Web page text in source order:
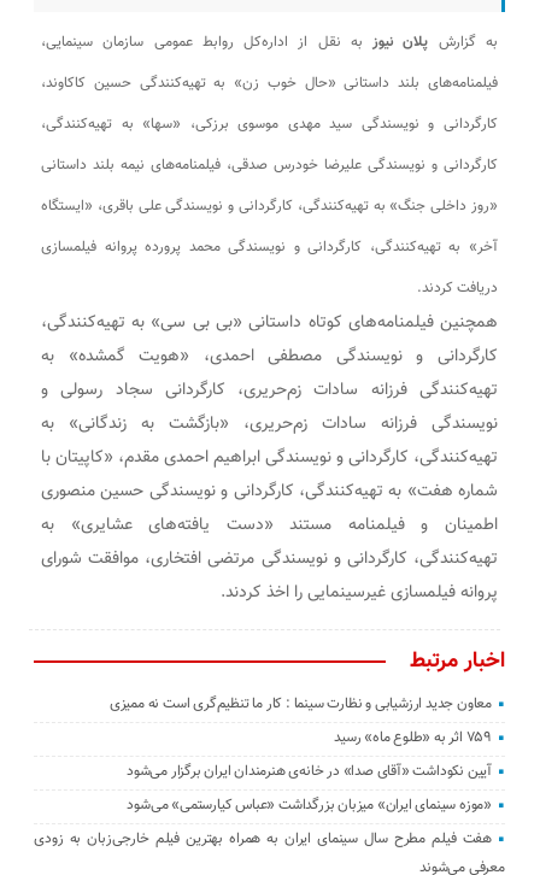
به گزارش پلان نیوزبه نقل از اداره‌کل روابط عمومی سازمان سینمایی،
فیلمنامه‌های بلند داستانی «حال خوب زن» به تهیه‌کنندگی حسین کاکاوند،
کارگردانی و نویسندگی سید مهدی موسوی برزکی، «سها» به تهیه‌کنندگی،
کارگردانی و نویسندگی علیرضا خودرس صدقی، فیلمنامه‌های نیمه بلند داستانی
«روز داخلی جنگ» به تهیه‌کنندگی، کارگردانی و نویسندگی علی باقری، «ایستگاه
آخر» به تهیه‌کنندگی، کارگردانی و نویسندگی محمد پرورده پروانه فیلمسازی
دریافت کردند.
همچنین فیلمنامه‌های کوتاه داستانی «بی بی سی» به تهیه‌کنندگی،
کارگردانی و نویسندگی مصطفی احمدی، «هویت گمشده» به
تهیه‌کنندگی فرزانه سادات زم‌حریری، کارگردانی سجاد رسولی و
نویسندگی فرزانه سادات زم‌حریری، «بازگشت به زندگانی» به
تهیه‌کنندگی، کارگردانی و نویسندگی ابراهیم احمدی مقدم، «کاپیتان با
شماره هفت» به تهیه‌کنندگی، کارگردانی و نویسندگی حسین منصوری
اطمینان و فیلمنامه مستند «دست یافته‌های عشایری» به
تهیه‌کنندگی، کارگردانی و نویسندگی مرتضی افتخاری، موافقت شورای
پروانه فیلمسازی غیرسینمایی را اخذ کردند.
اخبار مرتبط
معاون جدید ارزشیابی و نظارت سینما : کار ما تنظیم‌گری است نه ممیزی
۷۵۹ اثر به «طلوع ماه» رسید
آیین نکوداشت «آقای صدا» در خانه‌ی هنرمندان ایران برگزار می‌شود
«موزه سینمای ایران» میزبان بزرگداشت «عباس کیارستمی» می‌شود
هفت فیلم مطرح سال سینمای ایران به همراه بهترین فیلم خارجی‌زبان به زودی
معرفی می‌شوند